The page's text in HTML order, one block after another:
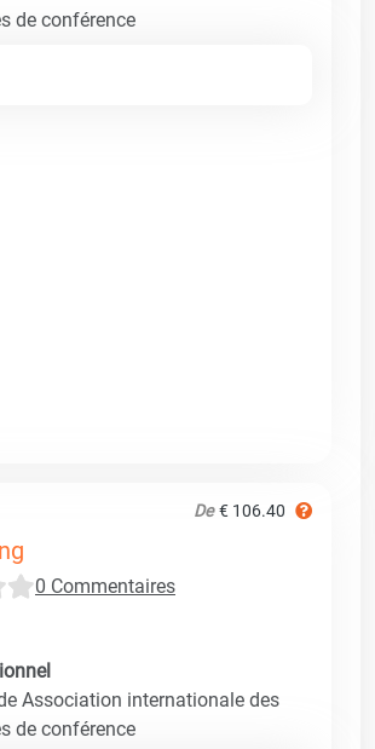
de conférence
De € 106.40
0 Commentaires
Association internationale des
de conférence